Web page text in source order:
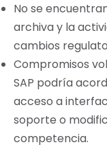
No se
archiva y la
cambios
Compromisos
SAP podría
acceso a
soporte o
competencia.